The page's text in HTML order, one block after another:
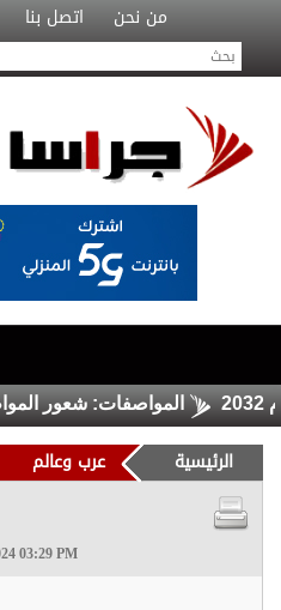
من نحن اتصل بنا
المواصفات: شعور
الرئيسية عرب وعالم
03:29 PM